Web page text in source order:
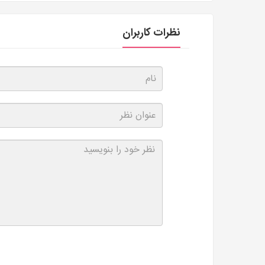
نظرات کاربران